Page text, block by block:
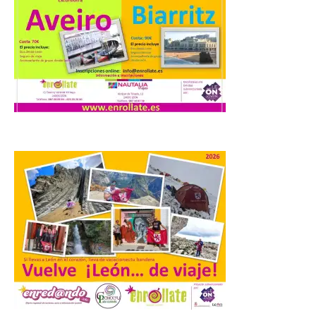
iniciativas relacionadas
con el trío de eclipses para
afianzar a Extremadura
como referente en
astroturismo
8 Ago 2026
estrellados con menor
contaminación lumínica
de Europa, un recurso
natural que permite disfrutar de
actividades de astroturismo durante todo
el año. La Dirección General de Turismo
ha puesto en marcha diversas iniciativas
relacionadas […]
Cabárceno prepara tres